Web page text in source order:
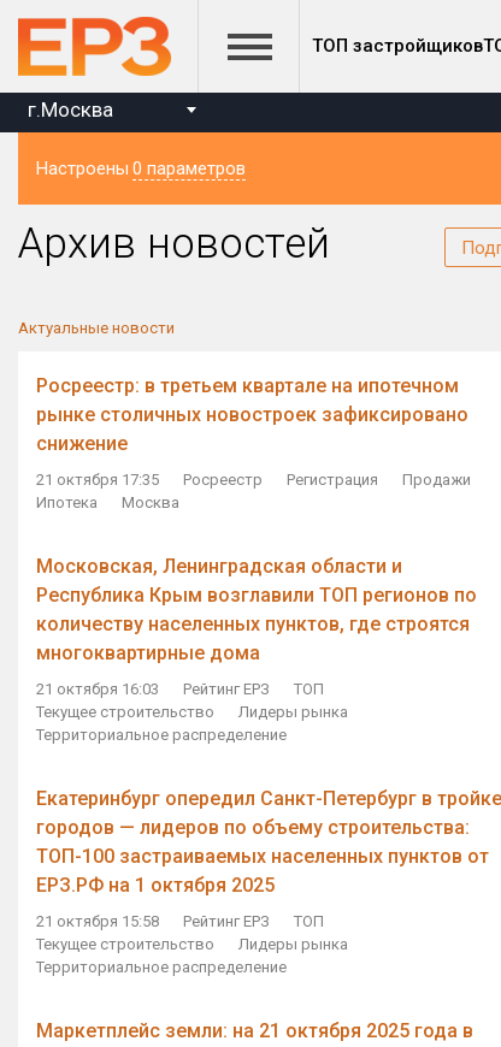
ТОП застройщиков
г.Москва
Настроены 0 параметров
Архив новостей
Актуальные новости
Росреестр: в третьем квартале на ипотечном
рынке столичных новостроек зафиксировано
снижение
21 октября 17:35 Росреестр Регистрация
Продажи
Ипотека
Москва
Московская, Ленинградская области и
Республика Крым возглавили ТОП регионов по
количеству населенных пунктов, где строятся
многоквартирные дома
21 октября 16:03 Рейтинг ЕРЗ
ТОП
Текущее строительство
Лидеры рынка
Территориальное распределение
Екатеринбург опередил Санкт-Петербург в тройке
городов — лидеров по объему строительства:
ТОП-100 застраиваемых населенных пунктов от
ЕРЗ.РФ на 1 октября 2025
21 октября 15:58 Рейтинг ЕРЗ
ТОП
Текущее строительство
Лидеры рынка
Территориальное распределение
Маркетплейс земли: на 21 октября 2025 года в